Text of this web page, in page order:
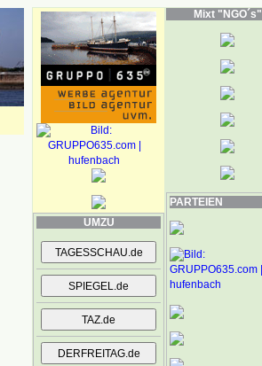
UMZU
Mixt "NGO´s"
PARTEIEN